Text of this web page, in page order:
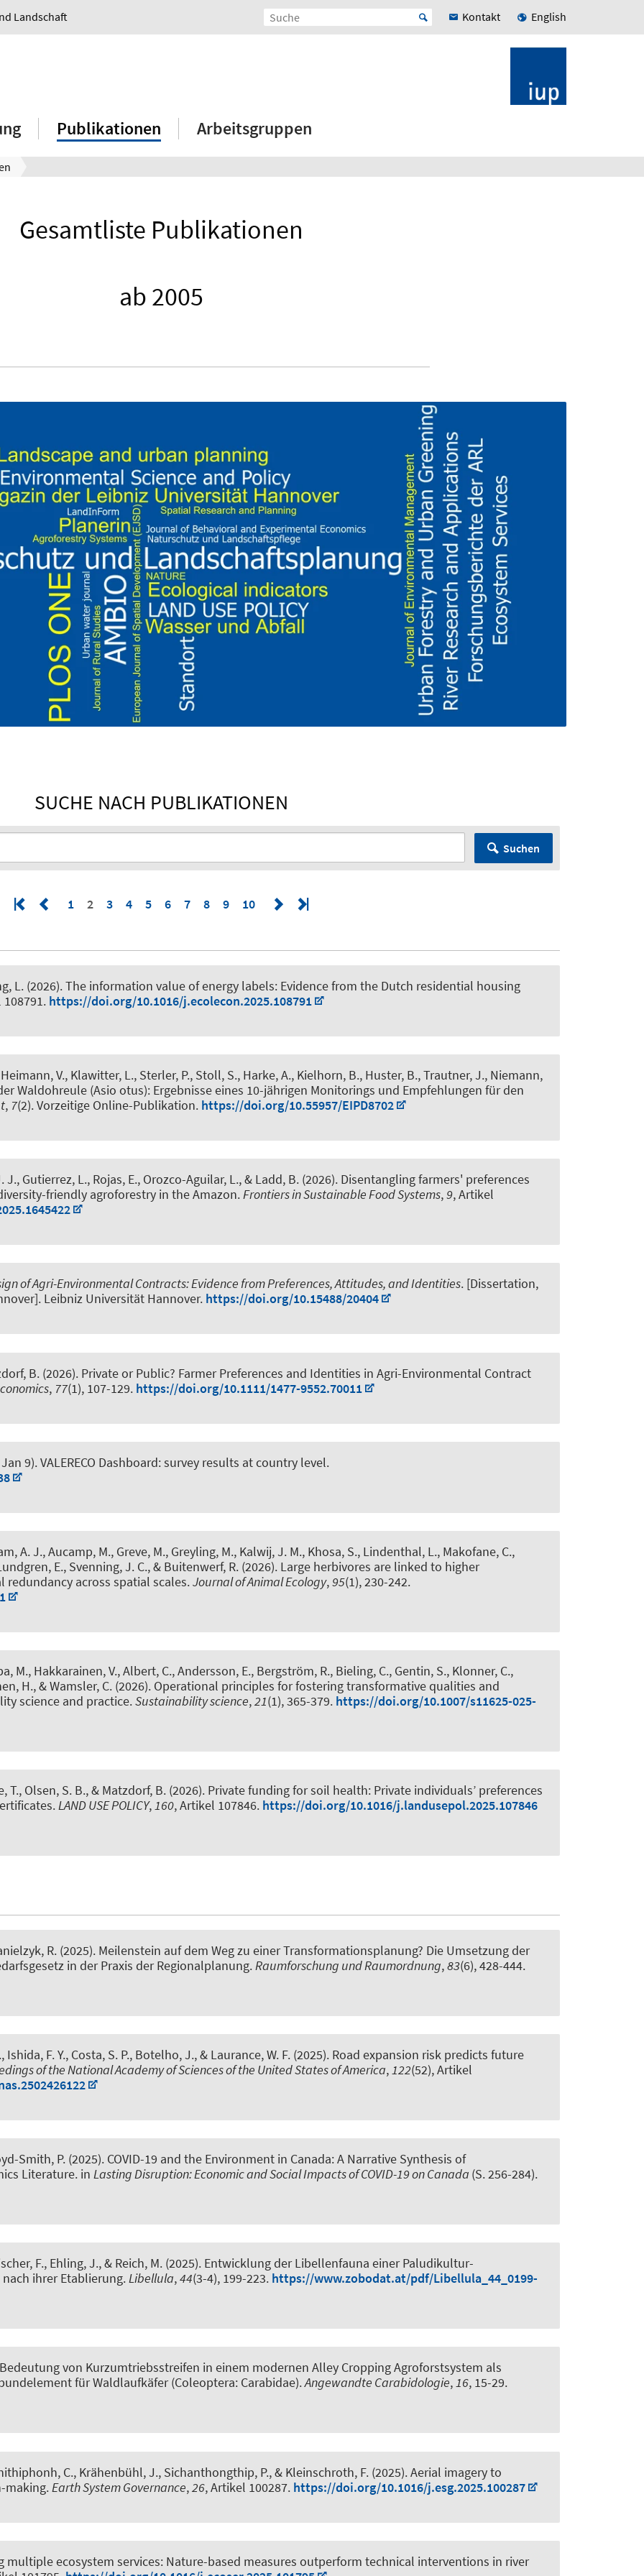
Landschaft Kontakt English
Publikationen Arbeitsgruppen
Gesamtliste Publikationen
ab 2005
SUCHE NACH PUBLIKATIONEN
Suchen
1 2 3 4 5 6 7 8 9 10
L. (2026).The information value of energy labels: Evidence from the Dutch residential housing
https://doi.org/10.1016/j.ecolecon.2025.108791
V., Klawitter, L., Sterler, P., Stoll, S., Harke, A., Kielhorn, B., Huster, B., Trautner, J., Niemann,
Waldohreule (Asio otus): Ergebnisse eines 10-jährigen Monitorings und Empfehlungen für den
, 7(2). Vorzeitige Online-Publikation. https://doi.org/10.55957/EIPD8702
J., Gutierrez, L., Rojas, E., Orozco-Aguilar, L., & Ladd, B. (2026). Disentangling farmers' preferences
friendly agroforestry in the Amazon.Frontiers in Sustainable Food Systems,9, Artikel
of Agri-Environmental Contracts: Evidence from Preferences, Attitudes, and Identities. [Dissertation,
Leibniz Universität Hannover. https://doi.org/10.15488/20404
B. (2026). Private or Public? Farmer Preferences and Identities in Agri-Environmental Contract
, 77(1), 107-129. https://doi.org/10.1111/1477-9552.70011
9).VALERECO Dashboard: survey results at country level.
A. J., Aucamp, M., Greve, M., Greyling, M., Kalwij, J. M., Khosa, S., Lindenthal, L., Makofane, C.,
E., Svenning, J. C., & Buitenwerf, R. (2026). Large herbivores are linked to higher
across spatial scales.Journal of Animal Ecology,95(1), 230-242.
M., Hakkarainen, V., Albert, C., Andersson, E., Bergström, R., Bieling, C., Gentin, S., Klonner, C.,
H., & Wamsler, C. (2026). Operational principles for fostering transformative qualities and
science and practice.Sustainability science,21(1), 365-379. https://doi.org/10.1007/s11625-025-
T., Olsen, S. B., & Matzdorf, B. (2026). Private funding for soil health: Private individuals’ preferences
.LAND USE POLICY,160, Artikel 107846. https://doi.org/10.1016/j.landusepol.2025.107846
R. (2025). Meilenstein auf dem Weg zu einer Transformationsplanung? Die Umsetzung der
in der Praxis der Regionalplanung.Raumforschung und Raumordnung,83(6), 428-444.
, Ishida, F. Y., Costa, S. P., Botelho, J., & Laurance, W. F. (2025). Road expansion risk predicts future
of the National Academy of Sciences of the United States of America,122(52), Artikel
Smith, P. (2025). COVID-19 and the Environment in Canada: A Narrative Synthesis of
Literature. in Lasting Disruption: Economic and Social Impacts of COVID-19 on Canada (S. 256-284).
F., Ehling, J., & Reich, M. (2025). Entwicklung der Libellenfauna einer Paludikultur-
ihrer Etablierung.Libellula,44(3-4), 199-223. https://www.zobodat.at/pdf/Libellula_44_0199-
Bedeutung von Kurzumtriebsstreifen in einem modernen Alley Cropping Agroforstsystem als
für Waldlaufkäfer (Coleoptera: Carabidae).Angewandte Carabidologie,16, 15-29.
C., Krähenbühl, J., Sichanthongthip, P., & Kleinschroth, F. (2025).Aerial imagery to
making. Earth System Governance,26, Artikel 100287. https://doi.org/10.1016/j.esg.2025.100287
multiple ecosystem services: Nature-based measures outperform technical interventions in river